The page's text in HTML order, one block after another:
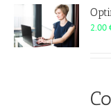
2.00